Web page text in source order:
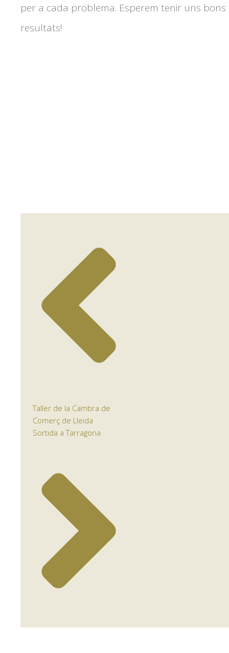
per a cada problema. Esperem tenir uns bons
resultats!
Taller de la Cambra de
Comerç de Lleida
Sortida a Tarragona